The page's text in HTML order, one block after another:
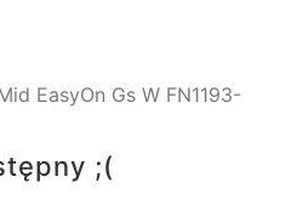
EasyOn Gs W FN1193-
;(